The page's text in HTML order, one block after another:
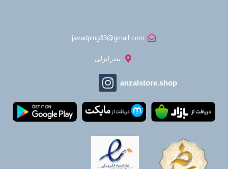
javadping33@gmail.com
بندرانزلی
anzalstore.shop